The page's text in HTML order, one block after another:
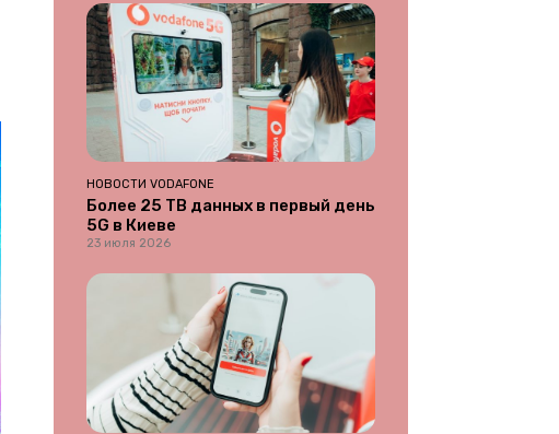
НОВОСТИ VODAFONE
Более 25 ТВ данных в первый день
5G в Киеве
23 июля 2026